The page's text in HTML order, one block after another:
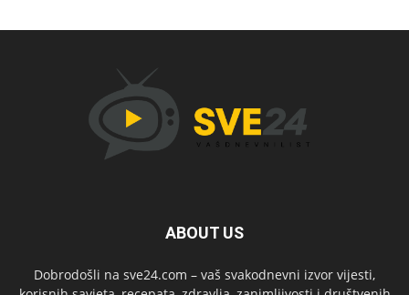
ABOUT US
Dobrodošli na sve24.com – vaš svakodnevni izvor vijesti,